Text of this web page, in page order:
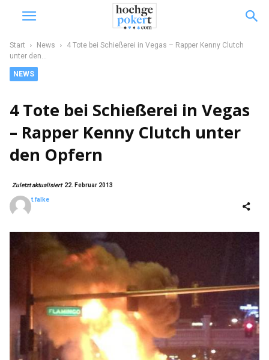
Start News
4 Tote bei Schießerei in Vegas – Rapper Kenny Clutch
unter den...
NEWS
4 Tote bei Schießerei in Vegas
– Rapper Kenny Clutch unter
den Opfern
Zuletzt aktualisiert 22. Februar 2013
t.falke